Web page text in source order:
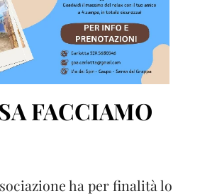
FACCIAMO
ha per finalità lo